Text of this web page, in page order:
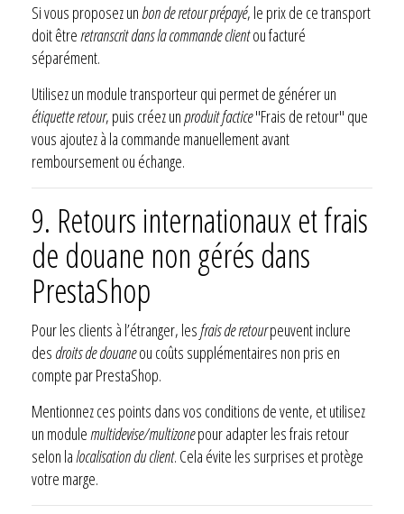
Si vous proposez un bon de retour prépayé, le prix de ce transport
doit être retranscrit dans la commande clientou facturé
séparément.
Utilisez un module transporteur qui permet de générer un
étiquette retour, puis créez unproduit factice"Frais de retour" que
vous ajoutez à la commande manuellement avant
remboursement ou échange.
9. Retours internationaux et frais
de douane non gérés dans
PrestaShop
Pour les clients à l’étranger, lesfrais de retourpeuvent inclure
des droits de douaneou coûts supplémentaires non pris en
compte par PrestaShop.
Mentionnez ces points dans vos conditions de vente, et utilisez
un module multidevise/multizonepour adapter les frais retour
selon la localisation du client. Cela évite les surprises et protège
votre marge.